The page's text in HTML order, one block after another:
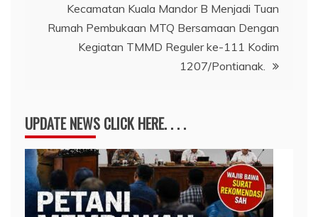
Kecamatan Kuala Mandor B Menjadi Tuan
Rumah Pembukaan MTQ Bersamaan Dengan
Kegiatan TMMD Reguler ke-111 Kodim
1207/Pontianak.
UPDATE NEWS CLICK HERE. . . .